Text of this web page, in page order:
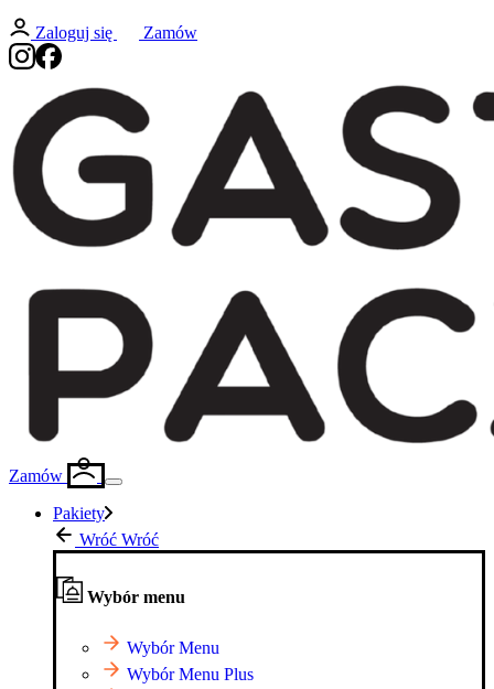
Zaloguj się Zamów
Zamów
Pakiety
Wróć Wróć
Wybór menu
Wybór Menu
Wybór Menu Plus